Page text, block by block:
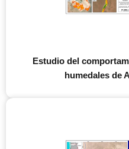
Estudio del
humedales de